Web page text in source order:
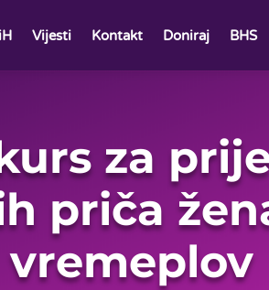
Vijesti Kontakt Doniraj BHS
za
priča